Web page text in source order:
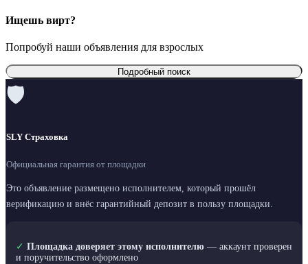
Ищешь вирт?
Попробуй наши объявления для взрослых
Подробный поиск
🛡
SLY Страховка
Официальная гарантия от площадки
Это объявление размещено исполнителем, который прошёл
верификацию и внёс гарантийный депозит в пользу площадки.
✓ Площадка доверяет этому исполнителю — аккаунт проверен
и поручительство оформлено